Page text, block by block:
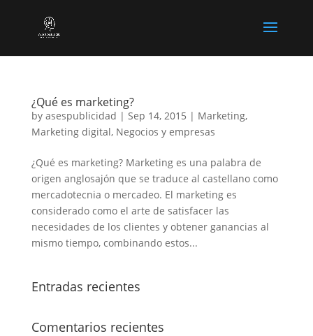
¿Qué es marketing?
by asespublicidad | Sep 14, 2015 | Marketing,
Marketing digital, Negocios y empresas
¿Qué es marketing? Marketing es una palabra de
origen anglosajón que se traduce al castellano como
mercadotecnia o mercadeo. El marketing es
considerado como el arte de satisfacer las
necesidades de los clientes y obtener ganancias al
mismo tiempo, combinando estos...
Entradas recientes
Comentarios recientes